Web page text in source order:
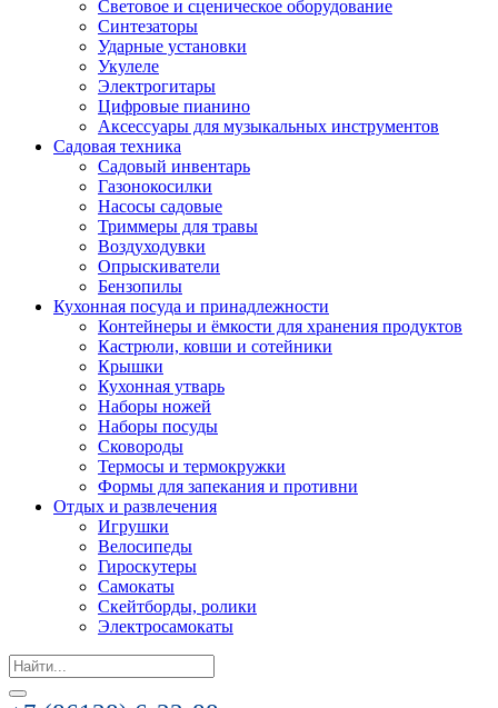
Световое и сценическое оборудование
Синтезаторы
Ударные установки
Укулеле
Электрогитары
Цифровые пианино
Аксессуары для музыкальных инструментов
Садовая техника
Садовый инвентарь
Газонокосилки
Насосы садовые
Триммеры для травы
Воздуходувки
Опрыскиватели
Бензопилы
Кухонная посуда и принадлежности
Контейнеры и ёмкости для хранения продуктов
Кастрюли, ковши и сотейники
Крышки
Кухонная утварь
Наборы ножей
Наборы посуды
Сковороды
Термосы и термокружки
Формы для запекания и противни
Отдых и развлечения
Игрушки
Велосипеды
Гироскутеры
Самокаты
Скейтборды, ролики
Электросамокаты
Search
for: